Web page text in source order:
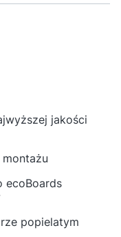
jakości
ecoBoards
popielatym